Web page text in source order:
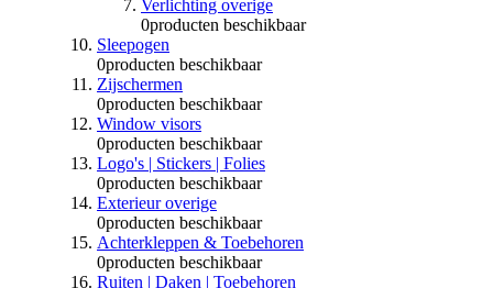
Verlichting overige
0producten beschikbaar
Sleepogen
0producten beschikbaar
Zijschermen
0producten beschikbaar
Window visors
0producten beschikbaar
Logo's | Stickers | Folies
0producten beschikbaar
Exterieur overige
0producten beschikbaar
Achterkleppen & Toebehoren
0producten beschikbaar
Ruiten | Daken | Toebehoren